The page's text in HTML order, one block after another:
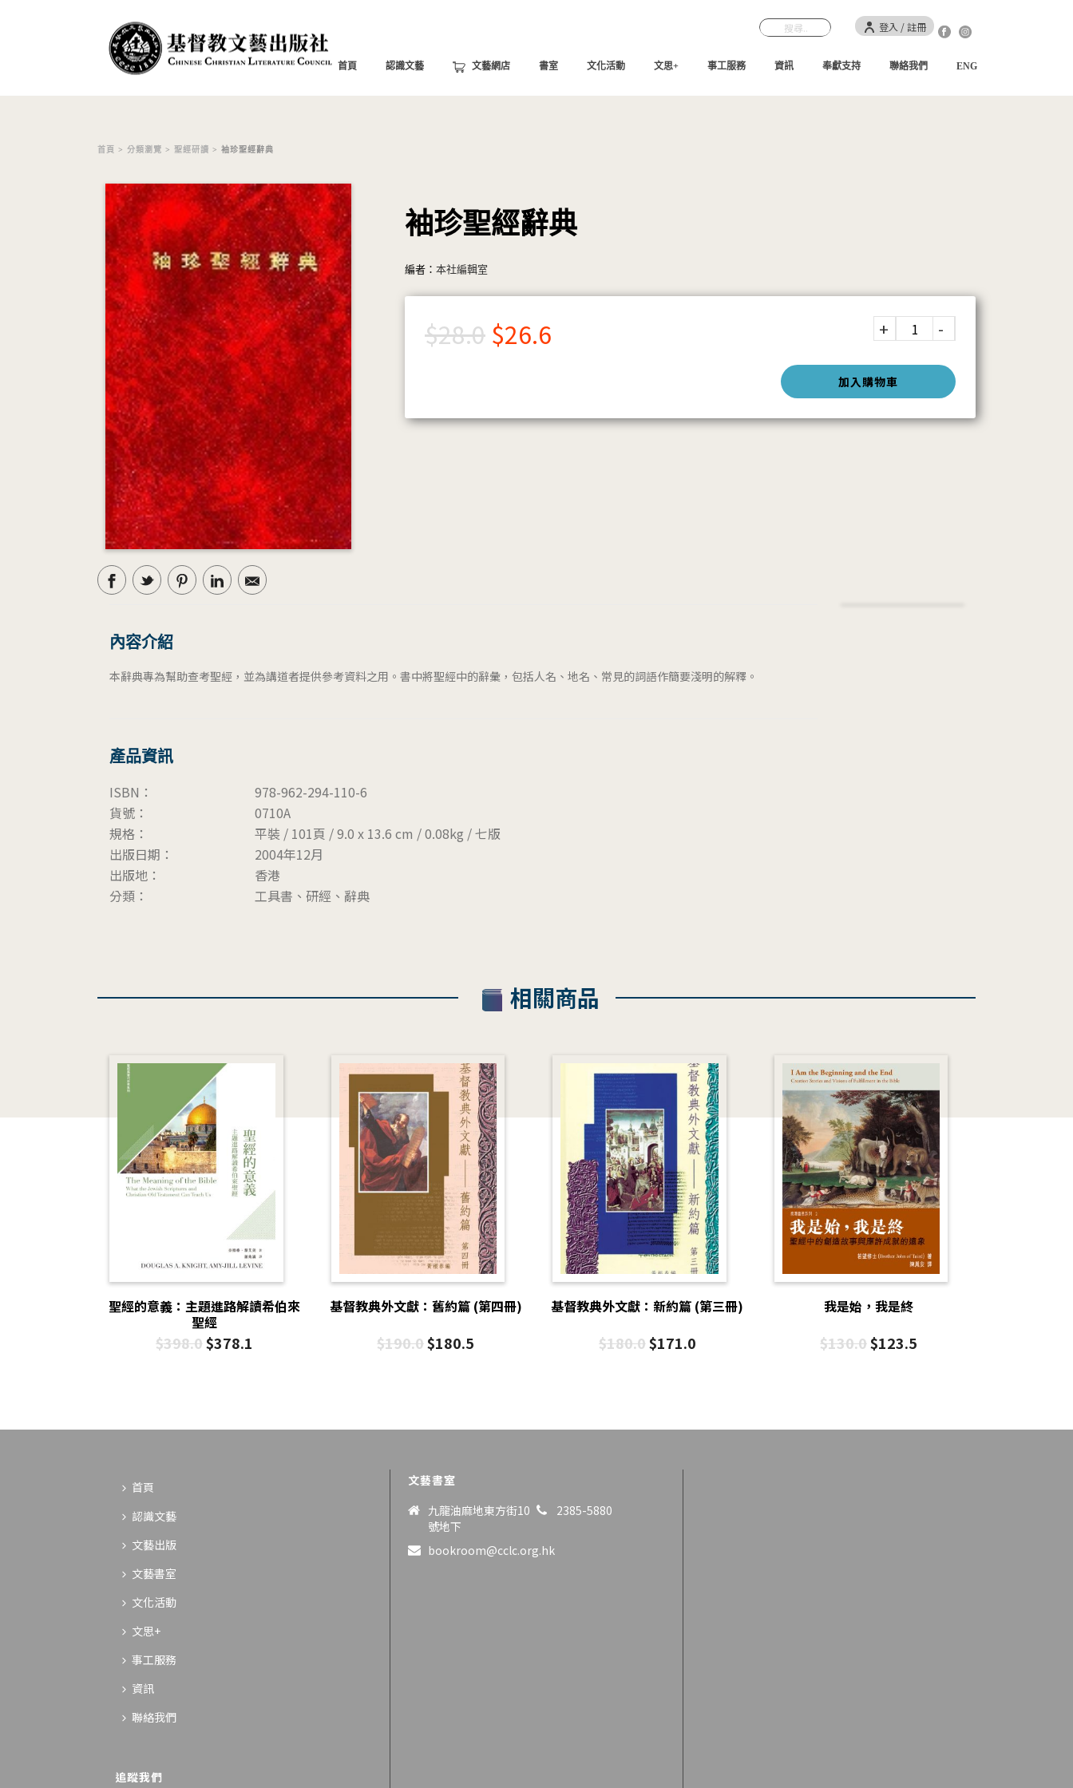
登入 / 註冊
首頁 認識文藝 文藝網店 書室 文化活動 文思+ 事工服務 資訊 奉獻支持 聯絡我們 ENG
首頁 > 分類瀏覽 > 聖經研讀 > 袖珍聖經辭典
袖珍聖經辭典
編者： 本社編輯室
加入購物車
$28.0 $26.6
內容介紹
本辭典專為幫助查考聖經，並為講道者提供參考資料之用。書中將聖經中的辭彙，包括人名、地名、常見的詞語作簡要淺明的解釋。
產品資訊
ISBN：
978-962-294-110-6
貨號：
0710A
規格：
平裝 / 101頁 / 9.0 x 13.6 cm / 0.08kg / 七版
出版日期：
2004年12月
出版地：
香港
分類：
工具書、研經、辭典
相關商品
聖經的意義：主題進路解讀希伯來
聖經
$398.0$378.1
基督教典外文獻：舊約篇 (第四冊)
$190.0$180.5
基督教典外文獻：新約篇 (第三冊)
$180.0$171.0
我是始，我是終
$130.0$123.5
首頁
認識文藝
文藝出版
文藝書室
文化活動
文思+
事工服務
資訊
聯絡我們
追蹤我們
文藝書室
九龍油麻地東方街10
號地下
2385-5880
bookroom@cclc.org.hk